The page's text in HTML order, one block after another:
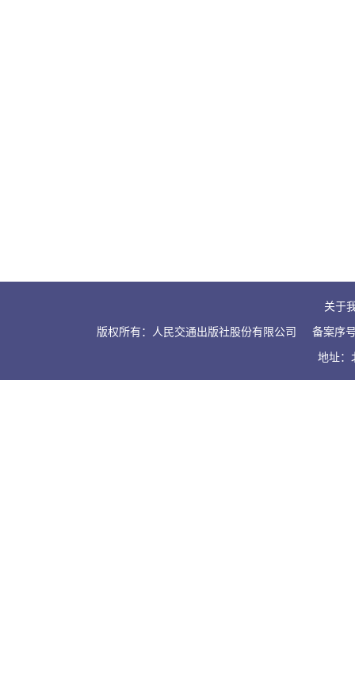
关于
版权所有：人民交通出版社股份有限公司
备案序
地址：